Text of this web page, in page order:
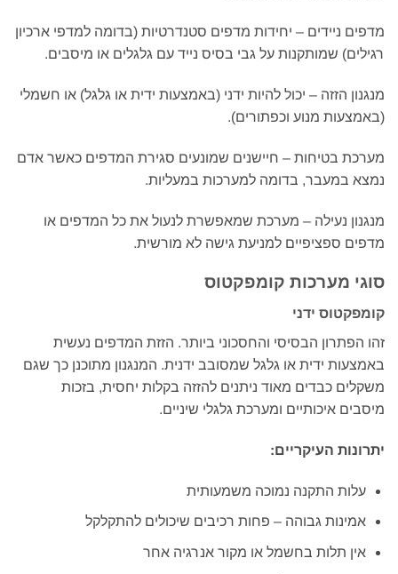
מדפים ניידים – יחידות מדפים סטנדרטיות (בדומה למדפי ארכיון
רגילים) שמותקנות על גבי בסיס נייד עם גלגלים או מיסבים.
מנגנון הזזה – יכול להיות ידני (באמצעות ידית או גלגל) או חשמלי
(באמצעות מנוע וכפתורים).
מערכת בטיחות – חיישנים שמונעים סגירת המדפים כאשר אדם
נמצא במעבר, בדומה למערכות במעליות.
מנגנון נעילה – מערכת שמאפשרת לנעול את כל המדפים או
מדפים ספציפיים למניעת גישה לא מורשית.
סוגי מערכות קומפקטוס
קומפקטוס ידני
זהו הפתרון הבסיסי והחסכוני ביותר. הזזת המדפים נעשית
באמצעות ידית או גלגל שמסובב ידנית. המנגנון מתוכנן כך שגם
משקלים כבדים מאוד ניתנים להזזה בקלות יחסית, בזכות
מיסבים איכותיים ומערכת גלגלי שיניים.
יתרונות העיקריים:
עלות התקנה נמוכה משמעותית
אמינות גבוהה – פחות רכיבים שיכולים להתקלקל
אין תלות בחשמל או מקור אנרגיה אחר